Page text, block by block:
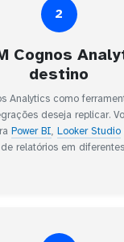
2
Cognos
destino
Analytics como
deseja replicar.
Power BI, Looker Studio
relatórios em